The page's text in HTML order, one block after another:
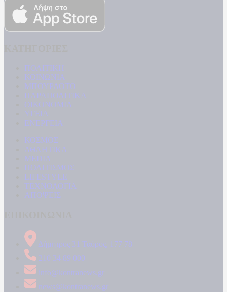
ΠΟΛΙΤΙΚΗ
ΚΟΙΝΩΝΙΑ
ΜΠΟΥΡΛΟΤΟ
ΠΑΡΑΠΟΛΙΤΙΚΑ
ΟΙΚΟΝΟΜΙΑ
ΥΓΕΙΑ
ΕΝΕΡΓΕΙΑ
ΚΟΣΜΟΣ
ΑΘΛΗΤΙΚΑ
MEDIA
ΠΟΛΙΤΙΣΜΟΣ
LIFESTYLE
ΤΕΧΝΟΛΟΓΙΑ
ΑΠΟΨΕΙΣ
Δήμητρος 31 Ταύρος, 177 78
210 34 89 000
info@kontranews.gr
news@kontranews.gr